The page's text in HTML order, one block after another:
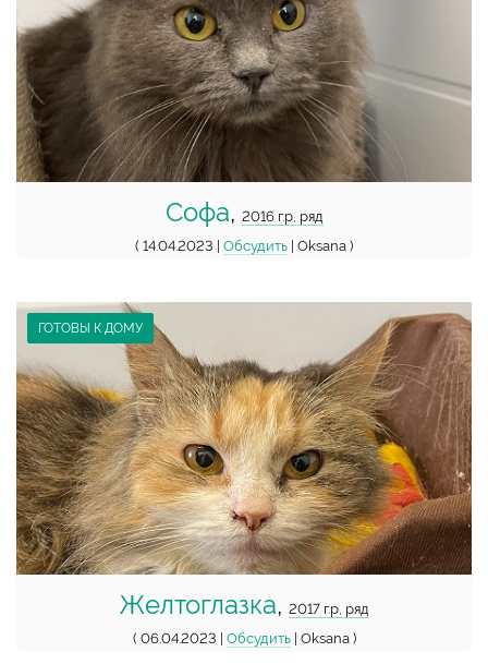
Софа, 2016 г.р, ряд
( 14.04.2023 | Обсудить | Oksana )
ГОТОВЫ К ДОМУ
Желтоглазка, 2017 г.р, ряд
( 06.04.2023 | Обсудить| Oksana )